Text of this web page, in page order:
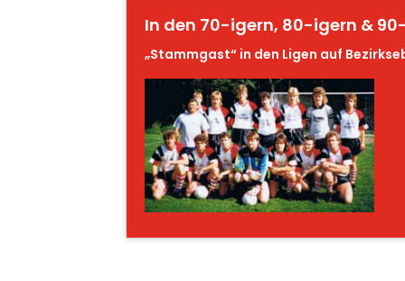
In den 70-igern, 80-igern &
„Stammgast“ in den Ligen auf